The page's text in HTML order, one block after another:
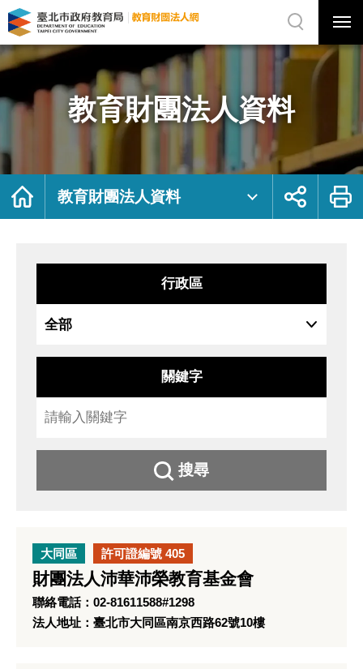
教
育
團
資
料
府
局
法
網
站
選
選
單
關
網
站
尋
教育財團法人資料
首
教育財團法人資料
展
鈕
列
行政區
關鍵字
搜尋
大同區 許可證編號 405
財團法人沛華沛榮教育基金會
聯絡電話：02-81611588#1298
法人地址：臺北市大同區南京西路62號10樓